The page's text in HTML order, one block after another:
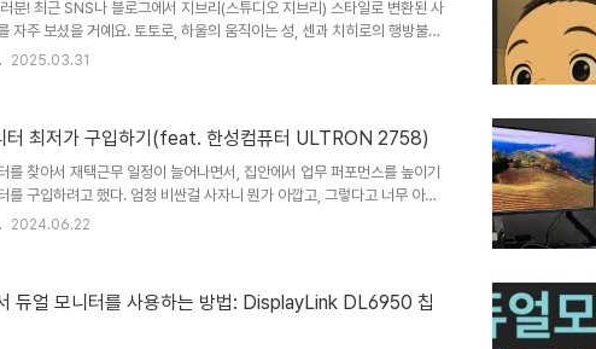
분! 최근 SNS나 블로그에서 지브리(스튜디오 지브리) 스타일로 변환된 사
자주 보셨을 거예요. 토토로, 하울의 움직이는 성, 센과 치히로의 행방불명
따뜻하고 몽환적인 느낌을 내 사진에 입히면 정말 감성 충만한 결과물이
가입한다 https://chatgpt.com/ ChatGPTA conversational AI
learns, and..
2025.03.31
터 최저가 구입하기(feat. 한성컴퓨터 ULTRON 2758)
를 찾아서 재택근무 일정이 늘어나면서, 집안에서 업무 퍼포먼스를 높이기
를 구입하려고 했다. 엄청 비싼걸 사자니 뭔가 아깝고, 그렇다고 너무 아까
않았다.2. 가격과 성능, 디자인까지 이리저리 찾아보니 한성컴퓨터의
a/bGHhNv 한성컴퓨터 FHD 프리싱크 리얼 100 모니터
3. 사용 소감 - FHD라 조금 망설..
2024.06.22
듀얼 모니터를 사용하는 방법: DisplayLink DL6950 칩